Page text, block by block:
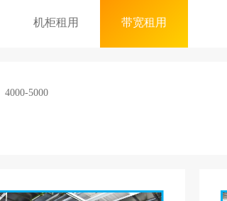
机柜租用 带宽租用
4000-5000